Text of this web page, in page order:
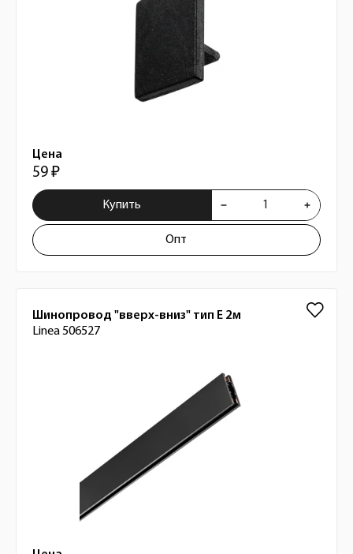
Цена
59 ₽
Купить
Опт
Шинопровод "вверх-вниз" тип Е 2м
Linea 506527